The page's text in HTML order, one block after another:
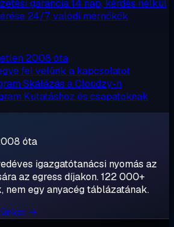
garancia14 nap, kérdés nélkül
24/7, valódi mérnökök
2008 óta
fel velünk a kapcsolatot
Skálázás a Cloudzy-n
Kutatáshoz és csapatoknak
óta
igazgatótanácsi nyomás az
az egress díjakon. 122 000+
egy anyacég táblázatának.
→